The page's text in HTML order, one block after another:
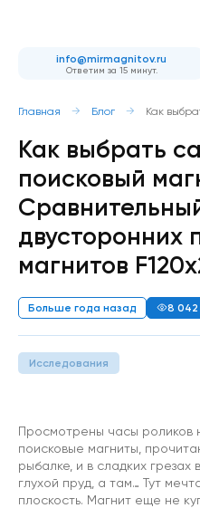
info@mirmagnitov.ru
Ответим за 15 минут.
Главная Блог Как
Как выбрать
поисковый
двусторонних
магнитов
Больше года назад 8 042
Исследования
Просмотрены часы роликов
поисковые магниты,
рыбалке, и в сладких грезах
глухой пруд, а там… Тут
плоскость. Магнит еще не